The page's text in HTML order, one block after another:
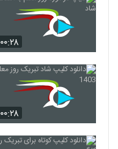
۰۰:۲۸
۰۰:۲۸